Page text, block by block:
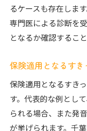
るケースも存在しま
専門医による診断を
となるか確認するこ
保険適用となるす
保険適用となるすき
す。代表的な例とし
られる場合、また発
が挙げられます。千